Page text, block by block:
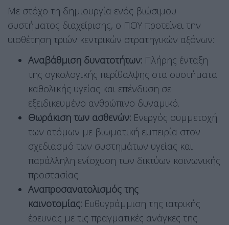
Με στόχο τη δημιουργία ενός βιώσιμου
συστήματος διαχείρισης, ο ΠΟΥ προτείνει την
υιοθέτηση τριών κεντρικών στρατηγικών αξόνων:
Αναβάθμιση δυνατοτήτων: Πλήρης ένταξη
της ογκολογικής περίθαλψης στα συστήματα
καθολικής υγείας και επένδυση σε
εξειδικευμένο ανθρώπινο δυναμικό.
Θωράκιση των ασθενών: Ενεργός συμμετοχή
των ατόμων με βιωματική εμπειρία στον
σχεδιασμό των συστημάτων υγείας και
παράλληλη ενίσχυση των δικτύων κοινωνικής
προστασίας.
Αναπροσανατολισμός της
καινοτομίας: Ευθυγράμμιση της ιατρικής
έρευνας με τις πραγματικές ανάγκες της